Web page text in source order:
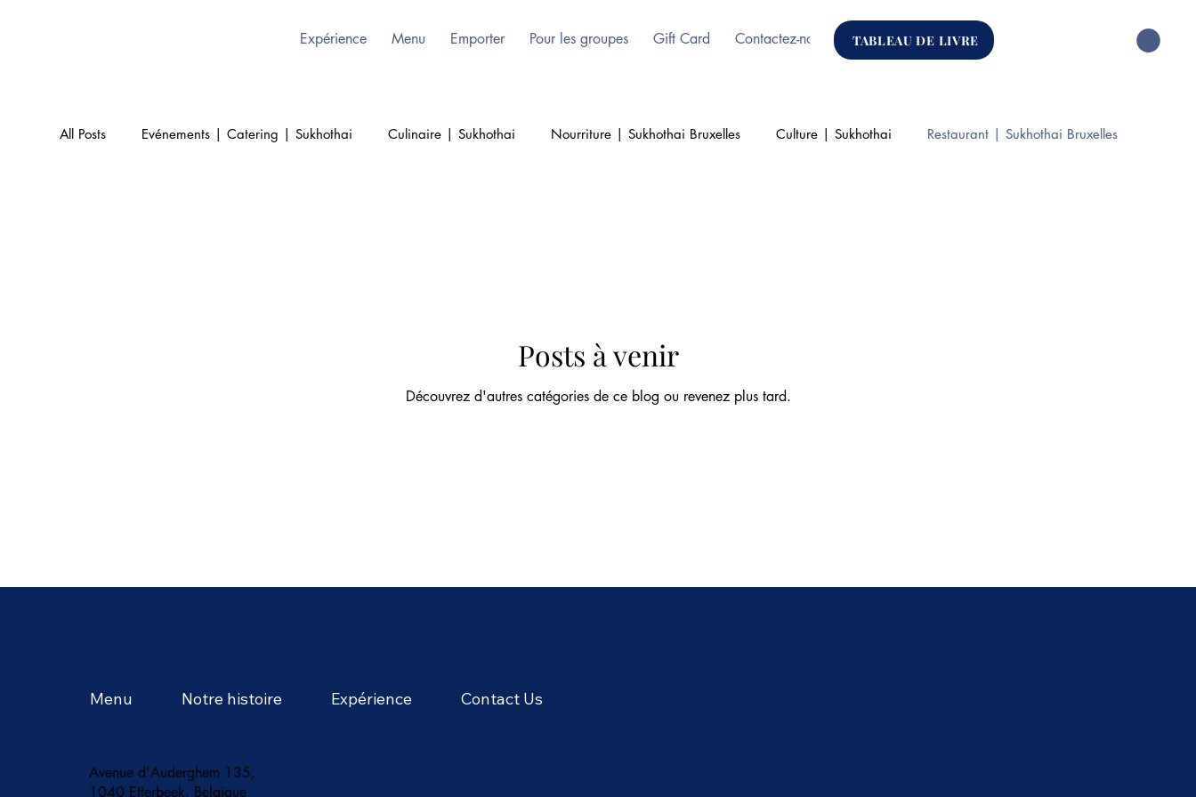
TABLEAU DE LIVRE
Expérience Menu Emporter Pour les groupes Gift Card Contactez-nous
All Posts Evénements | Catering | Sukhothai Culinaire | Sukhothai Nourriture | Sukhothai Bruxelles Culture | Sukhothai Restaurant | Sukhothai Bruxelles
Posts à venir
Découvrez d'autres catégories de ce blog ou revenez plus tard.
Avenue d'Auderghem 135,
1040 Etterbeek, Belgique
Menu Notre histoire Expérience Contact Us